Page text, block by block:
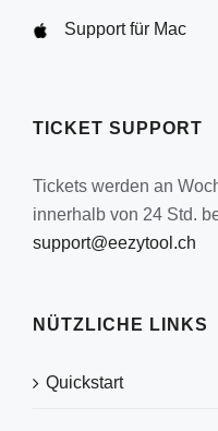
Support für Mac
TICKET SUPPORT
Tickets werden an
innerhalb von 24 Std.
support@eezytool.ch
NÜTZLICHE LINKS
Quickstart